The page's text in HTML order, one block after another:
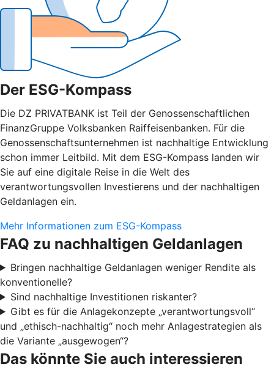
Der ESG-Kompass
Die DZ PRIVATBANK ist Teil der Genossenschaftlichen
FinanzGruppe Volksbanken Raiffeisenbanken. Für die
Genossenschaftsunternehmen ist nachhaltige Entwicklung
schon immer Leitbild. Mit dem ESG-Kompass landen wir
Sie auf eine digitale Reise in die Welt des
verantwortungsvollen Investierens und der nachhaltigen
Geldanlagen ein.
Mehr Informationen zum ESG-Kompass
FAQ zu nachhaltigen Geldanlagen
Bringen nachhaltige Geldanlagen weniger Rendite als
konventionelle?
Sind nachhaltige Investitionen riskanter?
Gibt es für die Anlagekonzepte „verantwortungsvoll“
und „ethisch-nachhaltig“ noch mehr Anlagestrategien als
die Variante „ausgewogen“?
Das könnte Sie auch interessieren